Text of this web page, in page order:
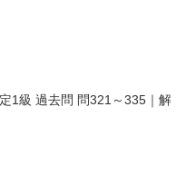
1級 過去問 問321～335｜解